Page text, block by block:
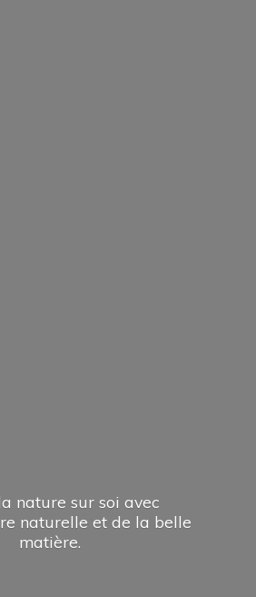
nature sur soi avec
naturelle et de la belle
matière.